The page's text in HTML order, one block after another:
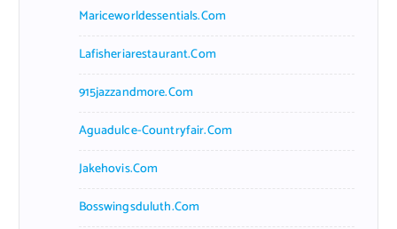
Mariceworldessentials.com
Lafisheriarestaurant.com
915jazzandmore.com
Aguadulce-Countryfair.com
Jakehovis.com
Bosswingsduluth.com